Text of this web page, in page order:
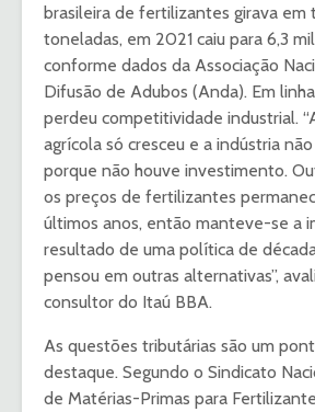
brasileira de fertilizantes girava em
toneladas, em 2021 caiu para 6,3
conforme dados da Associação
Difusão de Adubos (Anda). Em
perdeu competitividade industrial.
agrícola só cresceu e a indústria
porque não houve investimento.
os preços de fertilizantes
últimos anos, então manteve-se a
resultado de uma política de
pensou em outras alternativas”,
consultor do Itaú BBA.
As questões tributárias são um
destaque. Segundo o Sindicato
de Matérias-Primas para